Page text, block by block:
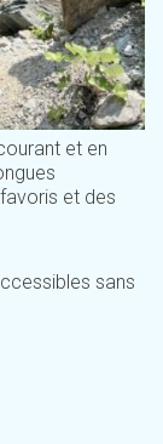
et en
et des
sans